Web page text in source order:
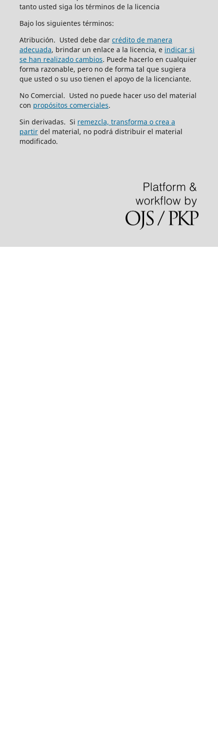
tanto usted siga los términos de la licencia
Bajo los siguientes términos:
Atribución. Usted debe dar crédito de manera
adecuada, brindar un enlace a la licencia, e indicar si
se han realizado cambios. Puede hacerlo en cualquier
forma razonable, pero no de forma tal que sugiera
que usted o su uso tienen el apoyo de la licenciante.
No Comercial. Usted no puede hacer uso del material
con propósitos comerciales.
Sin derivadas. Si remezcla, transforma o crea a
partirdel material, no podrá distribuir el material
modificado.